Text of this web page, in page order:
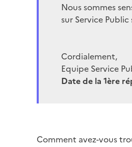
Nous sommes
sur Service
Cordialement,
Equipe Service
Date de la 1ère
Comment avez-vous